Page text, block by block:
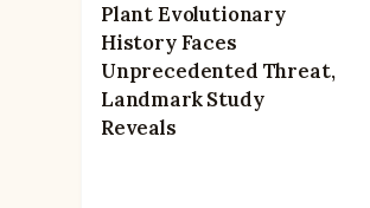
Plant Evolutionary
History Faces
Unprecedented Threat,
Landmark Study
Reveals